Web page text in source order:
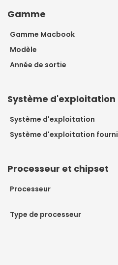
Gamme
Gamme Macbook
Modèle
Année de sortie
Système d'exploitation
Système d'exploitation
Système d'exploitation fourni
Processeur et chipset
Processeur
Type de processeur